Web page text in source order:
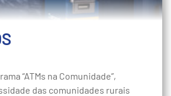
“ATMs na Comunidade”,
das comunidades rurais